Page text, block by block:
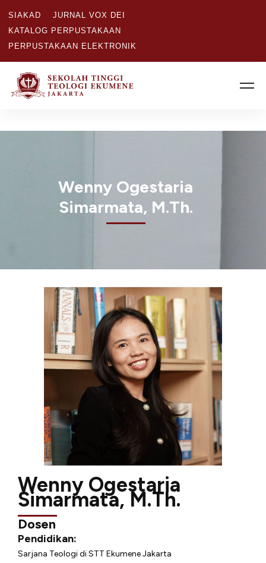
SIAKAD
JURNAL VOX DEI
KATALOG PERPUSTAKAAN
PERPUSTAKAAN ELEKTRONIK
Wenny Ogestaria
Simarmata, M.Th.
Wenny Ogestaria
Simarmata, M.Th.
Dosen
Pendidikan:
Sarjana Teologi di STT Ekumene Jakarta